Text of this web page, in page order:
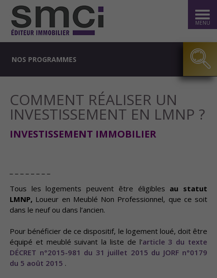
MENU
NOS PROGRAMMES
COMMENT RÉALISER UN
INVESTISSEMENT EN LMNP ?
INVESTISSEMENT IMMOBILIER
Tous les logements peuvent être éligibles au statut
LMNP, Loueur en Meublé Non Professionnel, que ce soit
dans le neuf ou dans l’ancien.
Pour bénéficier de ce dispositif, le logement loué, doit être
équipé et meublé suivant la liste de l'article 3 du texte
DÉCRET n°2015-981 du 31 juillet 2015 du JORF n°0179
du 5 août 2015 .